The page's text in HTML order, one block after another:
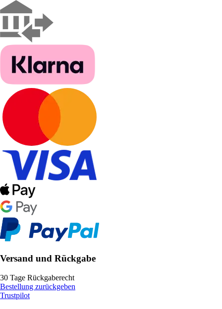
Versand und Rückgabe
30 Tage Rückgaberecht
Bestellung zurückgeben
Trustpilot